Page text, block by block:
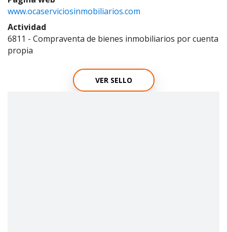
www.ocaserviciosinmobiliarios.com
Actividad
6811 - Compraventa de bienes inmobiliarios por cuenta
propia
VER SELLO